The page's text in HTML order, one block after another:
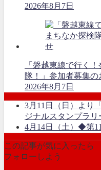
2026年8月7日
「磐越東線で行く
隊！」参加者募集の
2026年8月7日
3月11日（日）より
ジナルスタンプラリ
4月14日（土）◆第
この記事が気に入ったら
フォローしよう